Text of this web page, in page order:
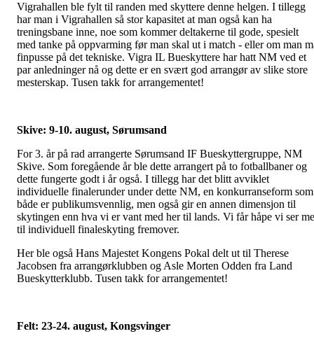
Vigrahallen ble fylt til randen med skyttere denne helgen. I tillegg
har man i Vigrahallen så stor kapasitet at man også kan ha
treningsbane inne, noe som kommer deltakerne til gode, spesielt
med tanke på oppvarming før man skal ut i match - eller om man
finpusse på det tekniske. Vigra IL Bueskyttere har hatt NM ved et
par anledninger nå og dette er en svært god arrangør av slike store
mesterskap. Tusen takk for arrangementet!
Skive: 9-10. august, Sørumsand
For 3. år på rad arrangerte Sørumsand IF Bueskyttergruppe, NM
Skive. Som foregående år ble dette arrangert på to fotballbaner og
dette fungerte godt i år også. I tillegg har det blitt avviklet
individuelle finalerunder under dette NM, en konkurranseform som
både er publikumsvennlig, men også gir en annen dimensjon til
skytingen enn hva vi er vant med her til lands. Vi får håpe vi ser
til individuell finaleskyting fremover.
Her ble også Hans Majestet Kongens Pokal delt ut til Therese
Jacobsen fra arrangørklubben og Asle Morten Odden fra Land
Bueskytterklubb. Tusen takk for arrangementet!
Felt: 23-24. august, Kongsvinger